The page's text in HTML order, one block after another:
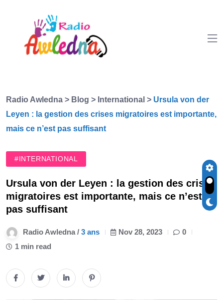
Radio Awledna > Blog > International > Ursula von der
Leyen : la gestion des crises migratoires est importante,
mais ce n’est pas suffisant
#INTERNATIONAL
Ursula von der Leyen : la gestion des crises
migratoires est importante, mais ce n’est
pas suffisant
Radio Awledna / 3 ans Nov 28, 2023
0
1 min read